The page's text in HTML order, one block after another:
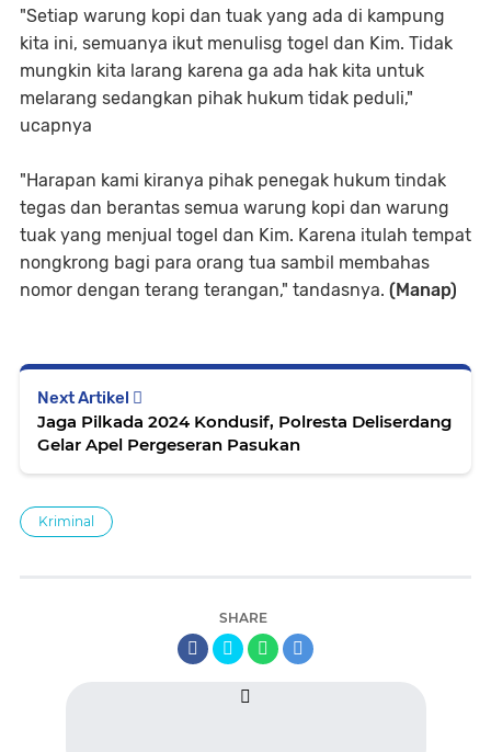
"Setiap warung kopi dan tuak yang ada di kampung
kita ini, semuanya ikut menulisg togel dan Kim. Tidak
mungkin kita larang karena ga ada hak kita untuk
melarang sedangkan pihak hukum tidak peduli,"
ucapnya
"Harapan kami kiranya pihak penegak hukum tindak
tegas dan berantas semua warung kopi dan warung
tuak yang menjual togel dan Kim. Karena itulah tempat
nongkrong bagi para orang tua sambil membahas
nomor dengan terang terangan," tandasnya. (Manap)
Next Artikel
Jaga Pilkada 2024 Kondusif, Polresta Deliserdang
Gelar Apel Pergeseran Pasukan
Kriminal
SHARE